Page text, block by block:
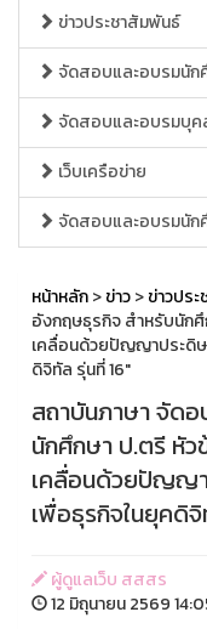
ข่าวประชาสัมพันธ์
จัดสอบและอบรมนัก
จัดสอบและอบรมบุค
เว็บเครือข่าย
จัดสอบและอบรมนัก
หน้าหลัก>ข่าว>ข่าวปร
อังกฤษธุรกิจ สำหรับนัก
เคลื่อนด้วยปัญญาประดิษ
ดิจิทัล รุ่นที่ 16"
สถาบันภาษา จัด
นักศึกษา ป.ตรี หัว
เคลื่อนด้วยปัญญ
เพื่อธุรกิจในยุคดิ
ผู้ดูแลเว็บ สสสร
12 มิถุนายน 2569